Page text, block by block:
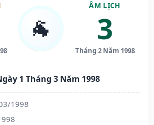
🐐
ÂM LỊCH
3
Tháng 2 Năm 1998
1 Tháng 3 Năm 1998
1998